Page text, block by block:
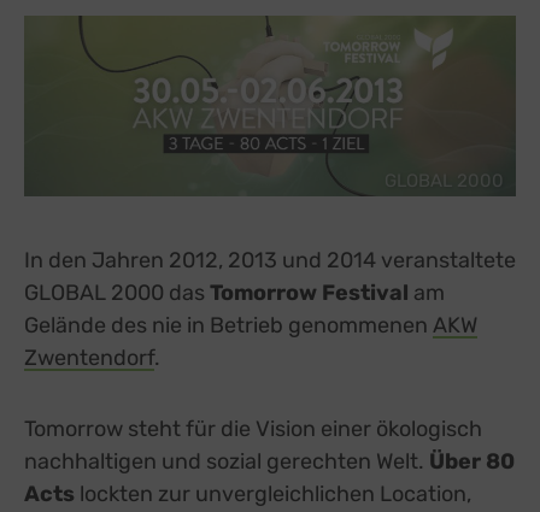
GLOBAL 2000
In den Jahren 2012, 2013 und 2014 veranstaltete
GLOBAL 2000 das Tomorrow Festival am
Gelände des nie in Betrieb genommenen AKW
Zwentendorf.
Tomorrow steht für die Vision einer ökologisch
nachhaltigen und sozial gerechten Welt. Über 80
Acts lockten zur unvergleichlichen Location,